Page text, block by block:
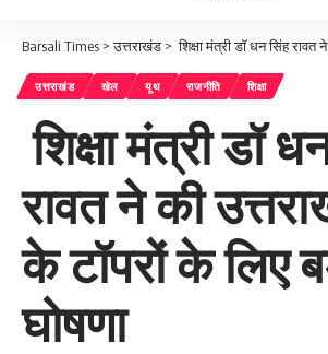
Barsali Times >उत्तराखंड > शिक्षा मंत्री डॉ धन सिंह रावत ने की
उत्तराखंड खेल यूथ राजनीति शिक्षा
शिक्षा मंत्री डॉ
रावत ने की
के टॉपरों के लिए
घोषणा